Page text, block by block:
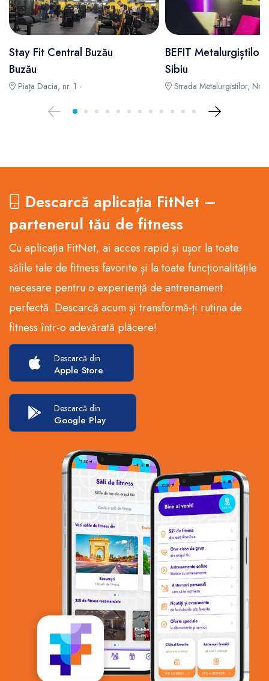
Stay Fit Central Buzău
Buzău
Piața Dacia, nr. 1 -
BEFIT Metalurgiștilor
Sibiu
Strada Metalurgistilor, Nr.
Descarcă aplicația FitNet –
partenerul tău de fitness
Cu aplicația FitNet, ai acces rapid și ușor la toate
sălile tale de fitness favorite și la toate funcționalitățile
necesare pentru o experiență de antrenament
perfectă. Descarcă acum și transformă-ți rutina de
fitness într-o adevărată plăcere!
Descarcă din
Apple Store
Descarcă din
Google Play